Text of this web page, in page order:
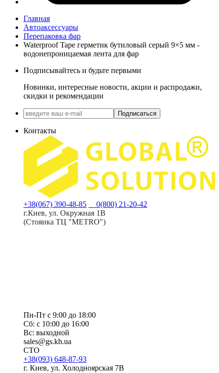
Главная
Автоаксессуары
Перепаковка фар
Waterproof Tape герметик бутиловый серый 9×5 мм -
водонепроницаемая лента для фар
Подписывайтесь и будьте первыми
Новинки, интересные новости, акции и распродажи,
скидки и рекомендации
Подписаться
Контакты
+38(067) 390-48-85
0(800) 21-20-42
г.Киев, ул. Окружная 1В
(Стоянка ТЦ "METRO")
Пн-Пт с 9:00 до 18:00
Сб: с 10:00 до 16:00
Вс: выходной
sales@gs.kh.ua
СТО
+38(093) 648-87-93
г. Киев, ул. Холодноярская 7В